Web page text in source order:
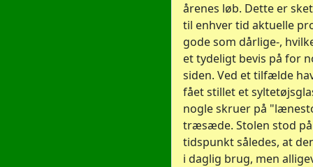
årenes løb. Dette er
til enhver tid aktuelle
gode som dårlige-,
et tydeligt bevis på for
siden. Ved et tilfælde
fået stillet et
nogle skruer på
træsæde. Stolen stod
tidspunkt således, at
i daglig brug, men